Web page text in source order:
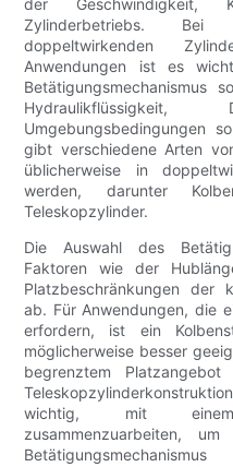
der
Zylinderbetriebs.
doppeltwirkenden
Anwendungen ist es
Betätigungsmechanismus
Hydraulikflüssigkeit,
Umgebungsbedingungen
gibt verschiedene Arten
üblicherweise in
werden, darunter
Teleskopzylinder.
Die Auswahl des
Faktoren wie der
Platzbeschränkungen der
ab. Für Anwendungen, die
erfordern, ist ein
möglicherweise besser
begrenztem
wichtig, mit einem
zusammenzuarbeiten,